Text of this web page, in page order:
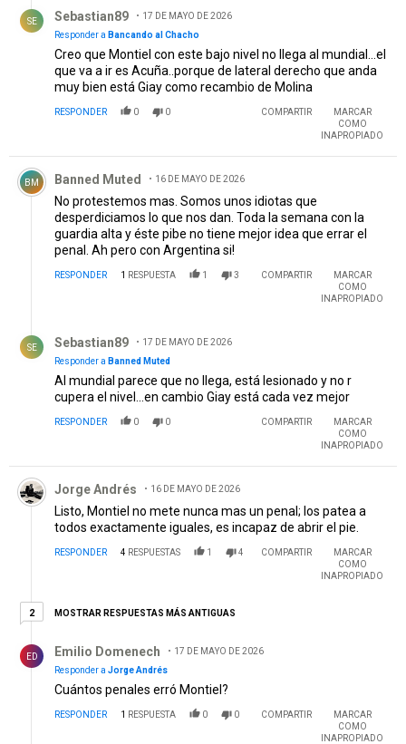
SE Sebastian89
17 DE MAYO DE 2026
Responder a Bancando al Chacho
Creo que Montiel con este bajo nivel no llega al mundial...el
que va a ir es Acuña..porque de lateral derecho que anda
muy bien está Giay como recambio de Molina
RESPONDER 0 0 COMPARTIR
MARCAR
COMO
INAPROPIADO
Comentario de Banned Muted.
BM Banned Muted 16 DE MAYO DE 2026
No protestemos mas. Somos unos idiotas que
desperdiciamos lo que nos dan. Toda la semana con la
guardia alta y éste pibe no tiene mejor idea que errar el
penal. Ah pero con Argentina si!
RESPONDER 1 RESPUESTA 1 3 COMPARTIR
MARCAR
COMO
INAPROPIADO
SE Sebastian89
17 DE MAYO DE 2026
Responder a Banned Muted
Al mundial parece que no llega, está lesionado y no r
cupera el nivel...en cambio Giay está cada vez mejor
RESPONDER 0 0 COMPARTIR
MARCAR
COMO
INAPROPIADO
Comentario de Jorge Andrés.
Jorge Andrés 16 DE MAYO DE 2026
Listo, Montiel no mete nunca mas un penal; los patea a
todos exactamente iguales, es incapaz de abrir el pie.
RESPONDER 4 RESPUESTAS 1 4 COMPARTIR
MARCAR
COMO
INAPROPIADO
22 respuestas más antiguas
MOSTRAR RESPUESTAS MÁS ANTIGUAS
ED Emilio Domenech
17 DE MAYO DE 2026
Responder a Jorge Andrés
Cuántos penales erró Montiel?
RESPONDER 1 RESPUESTA 0 0 COMPARTIR
MARCAR
COMO
INAPROPIADO